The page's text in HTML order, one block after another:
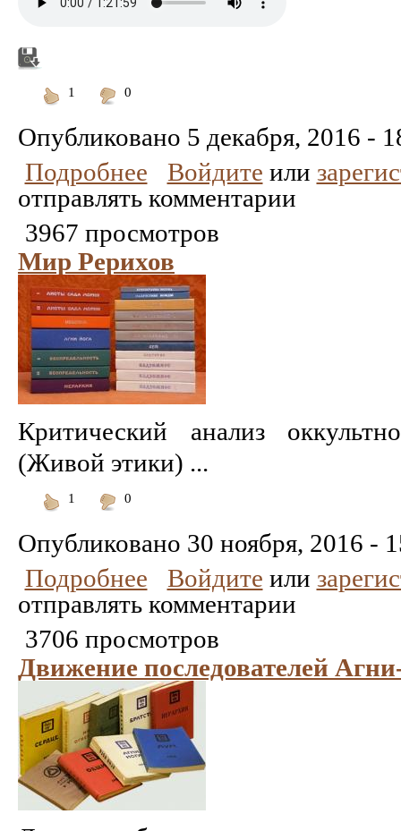
1
0
Опубликовано 5 декабря, 2016 -
Подробнее
Войдите или
отправлять комментарии
3967 просмотров
Мир Рерихов
Критический анализ
(Живой этики) ...
1
0
Опубликовано 30 ноября, 2016 -
Подробнее
Войдите или
отправлять комментарии
3706 просмотров
Движение последователей